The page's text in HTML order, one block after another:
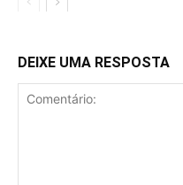
DEIXE UMA RESPOSTA